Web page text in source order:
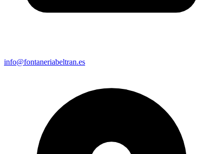
info@fontaneriabeltran.es